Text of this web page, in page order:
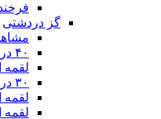
گز دردشتی
۴۰ درصد پسته آردی
لقمه ای ۳۰
۳۰ درصد پسته آردی
لقمه ای ۲۰
لقمه ای ۴۲